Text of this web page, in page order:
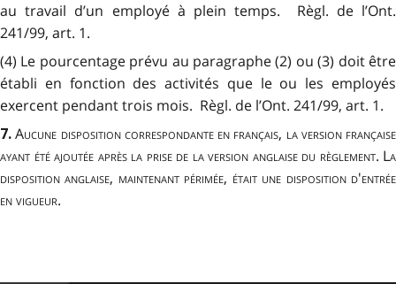
au travail d’un employé à plein temps. Règl. de l’Ont.
241/99, art. 1.
(4) Le pourcentage prévu au paragraphe (2) ou (3) doit être
établi en fonction des activités que le ou les employés
exercent pendant trois mois. Règl. de l’Ont. 241/99, art. 1.
7. Aucune disposition correspondante en français, la version française
ayant été ajoutée après la prise de la version anglaise du règlement. La
disposition anglaise, maintenant périmée, était une disposition d'entrée
en vigueur.